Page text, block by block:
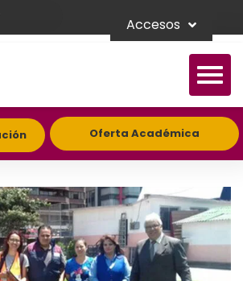
Accesos
Oferta Académica